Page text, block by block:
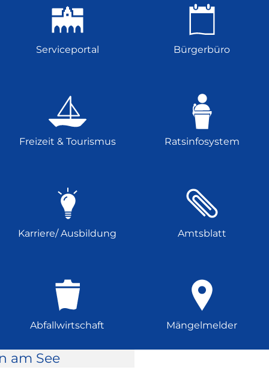
Serviceportal Bürgerbüro
Freizeit & Tourismus Ratsinfosystem
Karriere/ Ausbildung Amtsblatt
Abfallwirtschaft Mängelmelder
am See